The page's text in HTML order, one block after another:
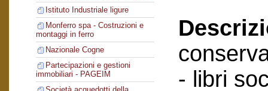
Istituto Industriale ligure
Monferro spa - Costruzioni e
montaggi in ferro
Nazionale Cogne
Partecipazioni e gestioni
immobiliari - PAGEIM
- libri